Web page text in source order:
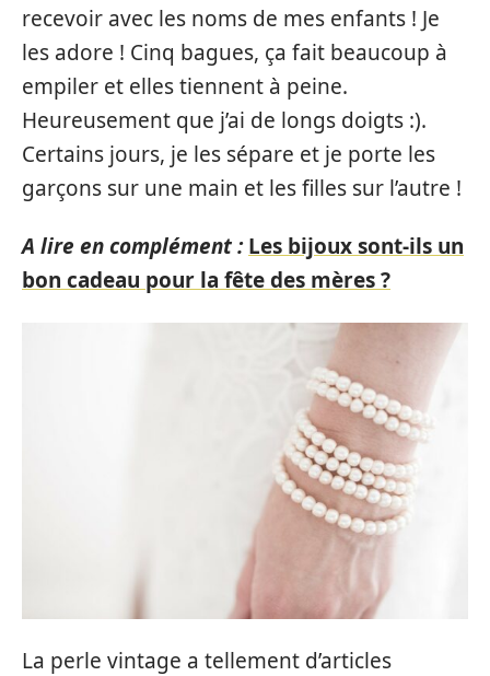
recevoir avec les noms de mes enfants ! Je
les adore ! Cinq bagues, ça fait beaucoup à
empiler et elles tiennent à peine.
Heureusement que j’ai de longs doigts :).
Certains jours, je les sépare et je porte les
garçons sur une main et les filles sur l’autre !
A lire en complément : Les bijoux sont-ils un
bon cadeau pour la fête des mères ?
La perle vintage a tellement d’articles